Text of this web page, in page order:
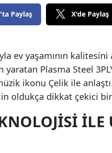
Paylaş X'de Paylaş
ev yaşamının
Plasma Steel
ikonu Çelik ile
oldukça dikkat çekici
ILE